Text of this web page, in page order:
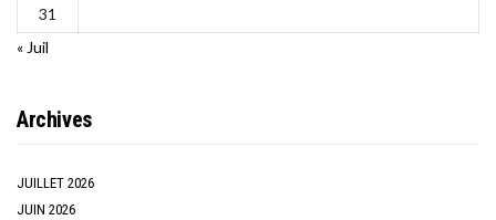
31
« Juil
Archives
JUILLET 2026
JUIN 2026